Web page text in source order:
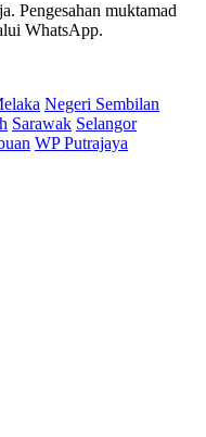
Pengesahan muktamad
WhatsApp.
Negeri Sembilan
Sarawak Selangor
WP Putrajaya